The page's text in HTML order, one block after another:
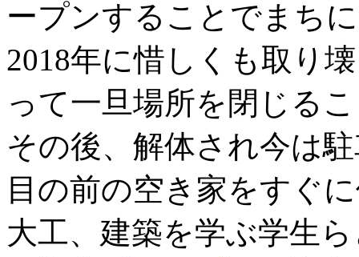
ープンすることでまち
2018年に惜しくも取り
って一旦場所を閉じる
その後、解体され今は
目の前の空き家をすぐ
大工、建築を学ぶ学生